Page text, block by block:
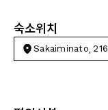
숙소위치
Sakaiminato,